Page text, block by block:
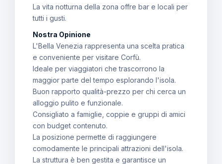
La vita notturna della zona offre bar e locali per
tutti i gusti.
Nostra Opinione
L'Bella Venezia rappresenta una scelta pratica
e conveniente per visitare Corfù.
Ideale per viaggiatori che trascorrono la
maggior parte del tempo esplorando l'isola.
Buon rapporto qualità-prezzo per chi cerca un
alloggio pulito e funzionale.
Consigliato a famiglie, coppie e gruppi di amici
con budget contenuto.
La posizione permette di raggiungere
comodamente le principali attrazioni dell'isola.
La struttura è ben gestita e garantisce un